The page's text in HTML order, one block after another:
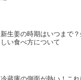
新生姜の時期はいつまで
しい食べ方について